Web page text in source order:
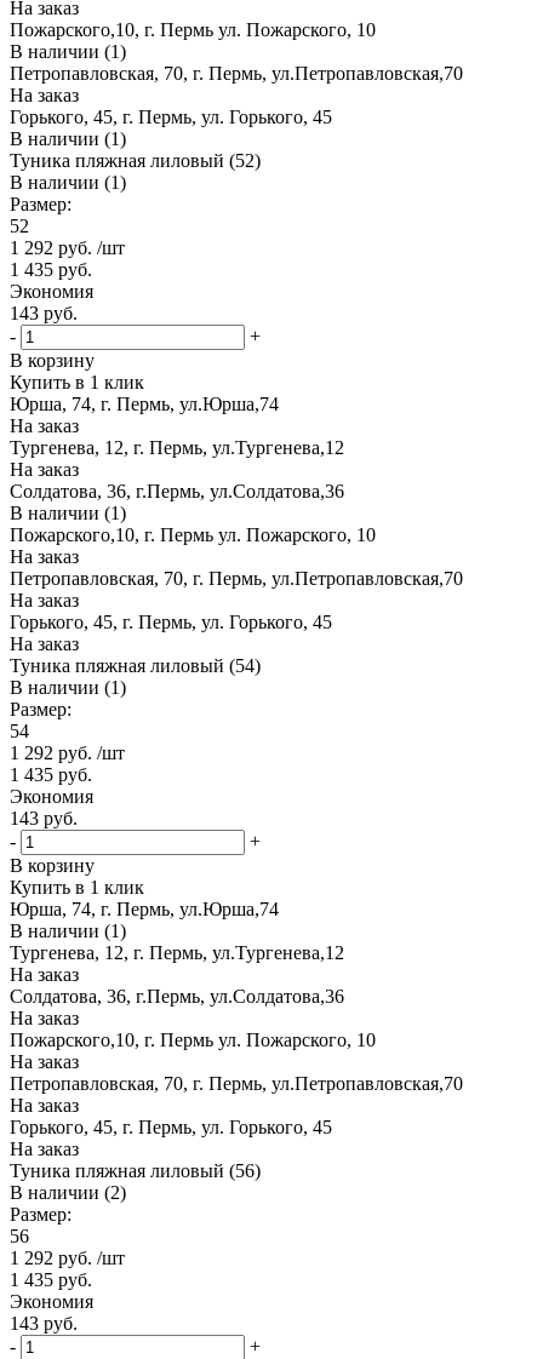
На заказ
Пожарского,10, г. Пермь ул. Пожарского, 10
В наличии (1)
Петропавловская, 70, г. Пермь, ул.Петропавловская,70
На заказ
Горького, 45, г. Пермь, ул. Горького, 45
В наличии (1)
Туника пляжная лиловый (52)
В наличии (1)
Размер:
52
1 292 руб. /шт
1 435 руб.
Экономия
143 руб.
-
+
В корзину
Купить в 1 клик
Юрша, 74, г. Пермь, ул.Юрша,74
На заказ
Тургенева, 12, г. Пермь, ул.Тургенева,12
На заказ
Солдатова, 36, г.Пермь, ул.Солдатова,36
В наличии (1)
Пожарского,10, г. Пермь ул. Пожарского, 10
На заказ
Петропавловская, 70, г. Пермь, ул.Петропавловская,70
На заказ
Горького, 45, г. Пермь, ул. Горького, 45
На заказ
Туника пляжная лиловый (54)
В наличии (1)
Размер:
54
1 292 руб. /шт
1 435 руб.
Экономия
143 руб.
-
+
В корзину
Купить в 1 клик
Юрша, 74, г. Пермь, ул.Юрша,74
В наличии (1)
Тургенева, 12, г. Пермь, ул.Тургенева,12
На заказ
Солдатова, 36, г.Пермь, ул.Солдатова,36
На заказ
Пожарского,10, г. Пермь ул. Пожарского, 10
На заказ
Петропавловская, 70, г. Пермь, ул.Петропавловская,70
На заказ
Горького, 45, г. Пермь, ул. Горького, 45
На заказ
Туника пляжная лиловый (56)
В наличии (2)
Размер:
56
1 292 руб. /шт
1 435 руб.
Экономия
143 руб.
-
+